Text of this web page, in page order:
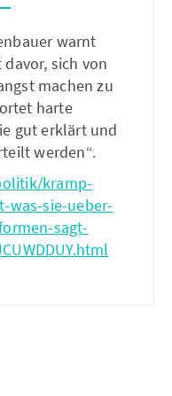
warnt
sich von
machen zu
harte
gut erklärt und
werden“.
kramp-
was-sie-ueber-
sagt-